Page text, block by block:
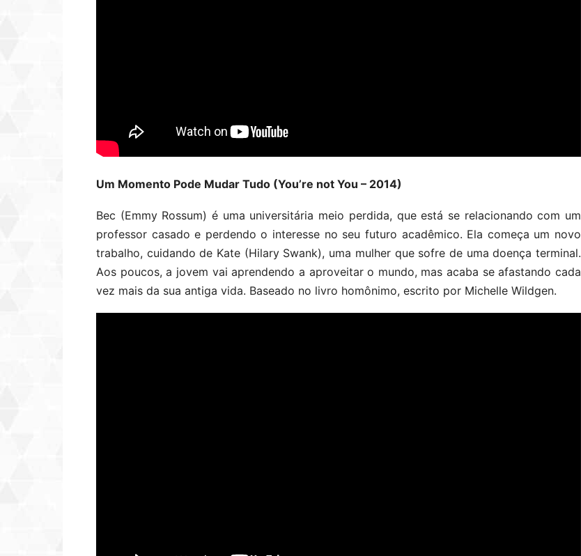
Um Momento Pode Mudar Tudo (You’re not You – 2014)
Bec (Emmy Rossum) é uma universitária meio perdida, que está se relacionando com um
professor casado e perdendo o interesse no seu futuro acadêmico. Ela começa um novo
trabalho, cuidando de Kate (Hilary Swank), uma mulher que sofre de uma doença terminal.
Aos poucos, a jovem vai aprendendo a aproveitar o mundo, mas acaba se afastando cada
vez mais da sua antiga vida. Baseado no livro homônimo, escrito por Michelle Wildgen.